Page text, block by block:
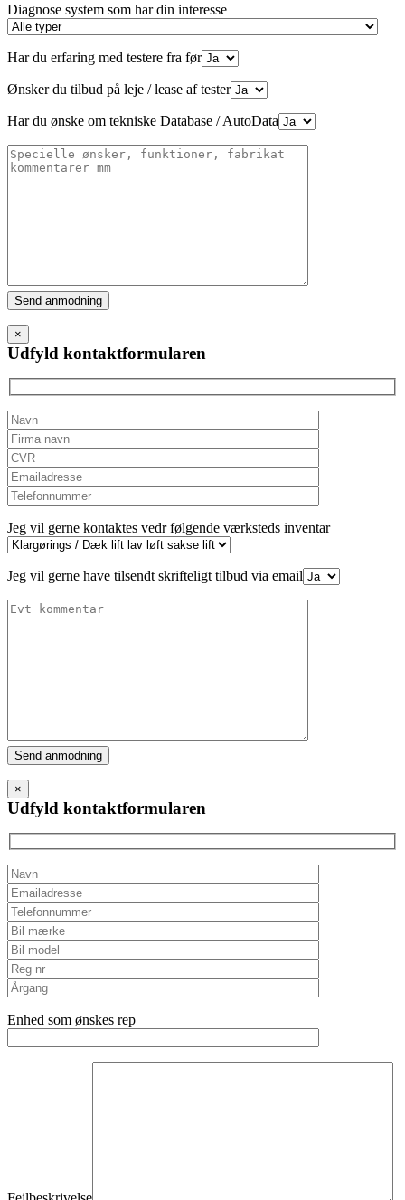
Diagnose system som har din interesse
Har du erfaring med testere fra før
Ønsker du tilbud på leje / lease af tester
Har du ønske om tekniske Database / AutoData
Please
leave
this
field
empty.
×
Udfyld kontaktformularen
Jeg vil gerne kontaktes vedr følgende værksteds inventar
Jeg vil gerne have tilsendt skrifteligt tilbud via email
Please
leave
this
field
empty.
×
Udfyld kontaktformularen
Enhed som ønskes rep